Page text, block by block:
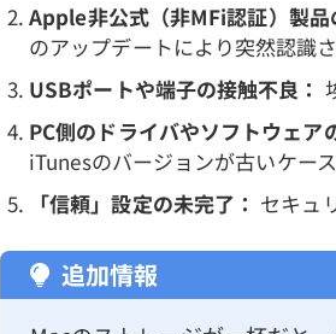
Apple非公式（非MFi認証）製品
のアップデートにより突然認識
USBポートや端子の接触不良：
PC側のドライバやソフトウェア
iTunesのバージョンが古いケース
「信頼」設定の未完了： セキュ
追加情報